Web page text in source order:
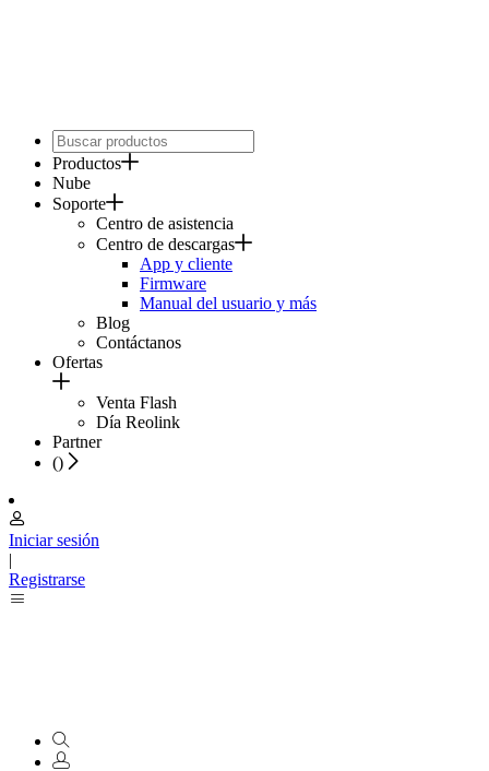
Productos
Nube
Soporte
Centro de asistencia
Centro de descargas
App y cliente
Firmware
Manual del usuario y más
Blog
Contáctanos
Ofertas
Venta Flash
Día Reolink
Partner
()
Iniciar sesión
|
Registrarse